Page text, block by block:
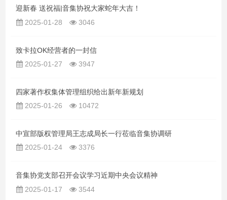
迎新春 送祝福|音集协祝大家蛇年大吉！
2025-01-28
3046
致卡拉OK经营者的一封信
2025-01-27
3947
四家著作权集体管理组织给出新年新规划
2025-01-26
10472
中宣部版权管理局王志成局长一行莅临音集协调研
2025-01-24
3376
音集协党支部召开会议学习近期中央会议精神
2025-01-17
3544